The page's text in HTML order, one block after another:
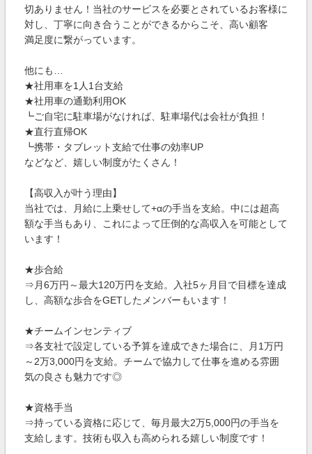
切ありません！当社のサービスを必要とされているお客様に
対し、丁寧に向き合うことができるからこそ、高い顧客
満足度に繋がっています。
他にも…
★社用車を1人1台支給
★社用車の通勤利用OK
┗ご自宅に駐車場がなければ、駐車場代は会社が負担！
★直行直帰OK
┗携帯・タブレット支給で仕事の効率UP
などなど、嬉しい制度がたくさん！
【高収入が叶う理由】
当社では、月給に上乗せして+αの手当を支給。中には超高
額な手当もあり、これによって圧倒的な高収入を可能として
います！
★歩合給
⇒月6万円～最大120万円を支給。入社5ヶ月目で目標を達成
し、高額な歩合をGETしたメンバーもいます！
★チームインセンティブ
⇒各支社で設定している予算を達成できた場合に、月1万円
～2万3,000円を支給。チームで協力して仕事を進める雰囲
気の良さも魅力です◎
★資格手当
⇒持っている資格に応じて、毎月最大2万5,000円の手当を
支給します。技術も収入も高められる嬉しい制度です！